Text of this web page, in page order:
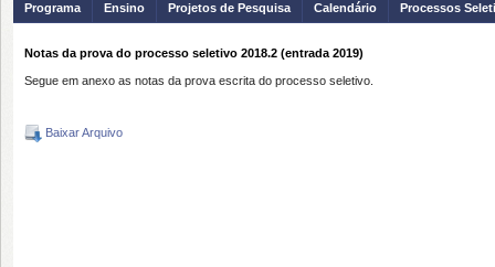
Programa Ensino Projetos de Pesquisa Calendário Processos
Notas da prova do processo seletivo 2018.2 (entrada 2019)
Segue em anexo as notas da prova escrita do processo seletivo.
Baixar Arquivo